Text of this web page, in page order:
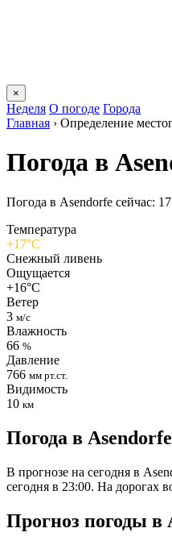
×
Неделя О погоде Города
Главная › Определение
Погода в
Погода в Asendorfе сейчас:
Температура
+17°C
Снежный ливень
Ощущается
+16°C
Ветер
3 м/с
Влажность
66 %
Давление
766 мм рт.ст.
Видимость
10 км
Погода в
В прогнозе на сегодня в
сегодня в 23:00. На дорогах
Прогноз погоды в